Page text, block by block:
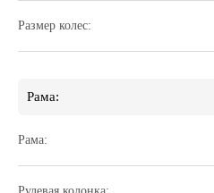
Размер колес:
Рама:
Рама: